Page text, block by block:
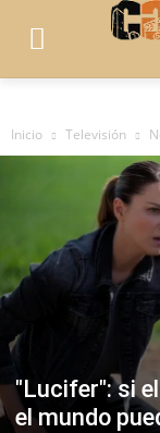
Inicio Televisión
"Lucifer": si
el mundo